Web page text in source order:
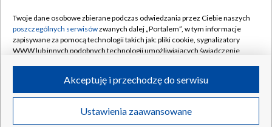
Rada Programowa
System NOS
Informacje o nadawcy
Program dla prasy
Ogłoszenie przetargowe
Kontakt
Kanały
©2026 Telewizja Polska S.A. w likwidacji
Twoje dane osobowe zbierane podczas odwiedzania przez Ciebie naszych
poszczególnych serwisówzwanych dalej „Portalem”, w tym informacje
zapisywane za pomocą technologii takich jak: pliki cookie, sygnalizatory
WWW lub innych podobnych technologii umożliwiających świadczenie
ruchu w Internecie.
Twoje dane osobowe zbierane podczas odwiedzania przez Ciebie
poszczególnych serwisówna Portalu, takie jak adresy IP, identyfikatory
Ustawienia zaawansowane
Akceptuję i przechodzę do serwisu